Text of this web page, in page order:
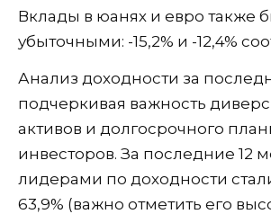
Вклады в юанях и евро также
убыточными: -15,2% и -12,4%
Анализ доходности за
подчеркивая важность
активов и долгосрочного
инвесторов. За последние 12
лидерами по доходности
63,9% (важно отметить его